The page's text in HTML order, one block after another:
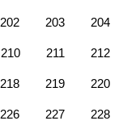
202 203 204
210 211 212
218 219 220
226 227 228